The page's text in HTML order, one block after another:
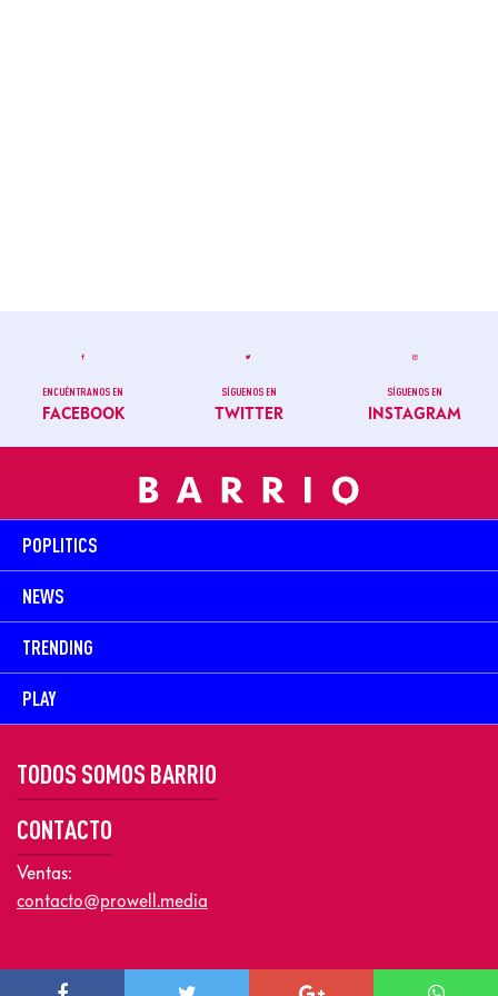
ENCUÉNTRANOS EN
FACEBOOK
SÍGUENOS EN
TWITTER
SÍGUENOS EN
INSTAGRAM
POPLITICS
NEWS
TRENDING
PLAY
TODOS SOMOS BARRIO
CONTACTO
Ventas:
contacto@prowell.media